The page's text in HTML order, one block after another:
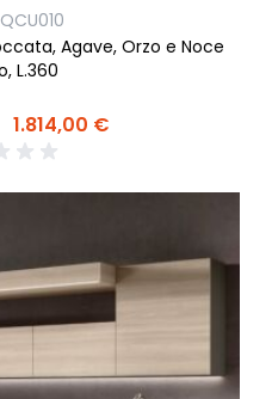
Agave, Orzo e Noce
L.360
1.814,00 €